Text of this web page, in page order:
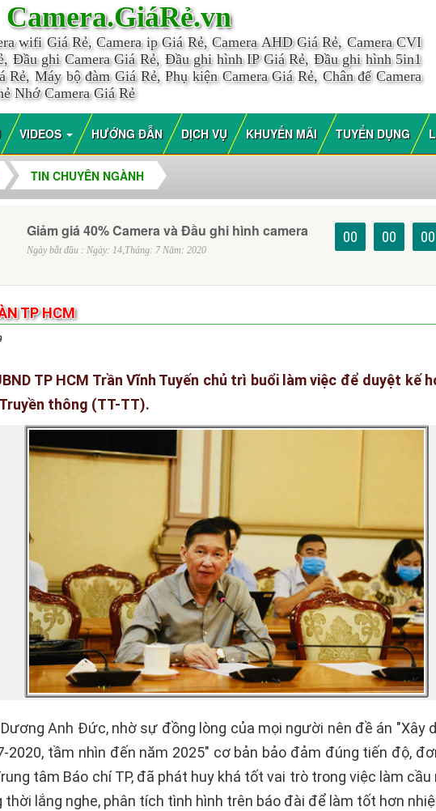
Camera.GiáRẻ.vn
wifi Giá Rẻ, Camera ip Giá Rẻ, Camera AHD Giá Rẻ, Camera CVI
Đầu ghi Camera Giá Rẻ, Đầu ghi hình IP Giá Rẻ, Đầu ghi hình 5in1
Máy bộ đàm Giá Rẻ, Phụ kiện Camera Giá Rẻ, Chân đế Camera
Nhớ Camera Giá Rẻ
VIDEOS HƯỚNG ĐẪN DỊCH VỤ KHUYẾN MÃI TUYỂN DỤNG
TIN CHUYÊN NGÀNH
Giảm giá 40% Camera và Đầu ghi hình camera
Ngày bắt đầu : Ngày: 14,Tháng: 7 Năm: 2020
00 00 00
TP HCM
TP HCM Trần Vĩnh Tuyến chủ trì buổi làm việc để duyệt kế
thông (TT-TT).
Anh Đức, nhờ sự đồng lòng của mọi người nên đề án "Xây
2020, tầm nhìn đến năm 2025" cơ bản bảo đảm đúng tiến độ,
tâm Báo chí TP, đã phát huy khá tốt vai trò trong việc làm
thời lắng nghe, phân tích tình hình trên báo đài để làm tốt hơn